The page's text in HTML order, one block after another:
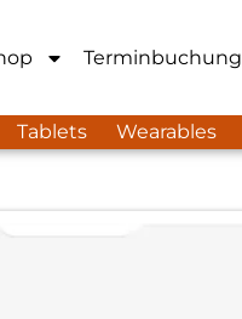
Terminbuchung
Tablets Wearables